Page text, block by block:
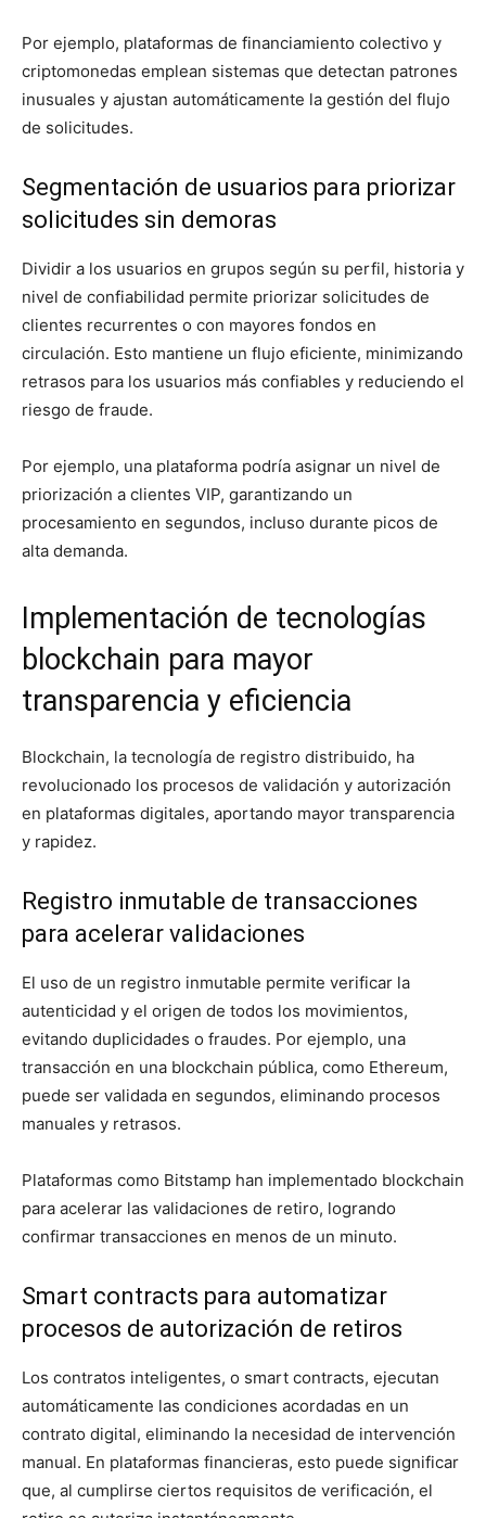
Por ejemplo, plataformas de financiamiento colectivo y
criptomonedas emplean sistemas que detectan patrones
inusuales y ajustan automáticamente la gestión del flujo
de solicitudes.
Segmentación de usuarios para priorizar
solicitudes sin demoras
Dividir a los usuarios en grupos según su perfil, historia y
nivel de confiabilidad permite priorizar solicitudes de
clientes recurrentes o con mayores fondos en
circulación. Esto mantiene un flujo eficiente, minimizando
retrasos para los usuarios más confiables y reduciendo el
riesgo de fraude.
Por ejemplo, una plataforma podría asignar un nivel de
priorización a clientes VIP, garantizando un
procesamiento en segundos, incluso durante picos de
alta demanda.
Implementación de tecnologías
blockchain para mayor
transparencia y eficiencia
Blockchain, la tecnología de registro distribuido, ha
revolucionado los procesos de validación y autorización
en plataformas digitales, aportando mayor transparencia
y rapidez.
Registro inmutable de transacciones
para acelerar validaciones
El uso de un registro inmutable permite verificar la
autenticidad y el origen de todos los movimientos,
evitando duplicidades o fraudes. Por ejemplo, una
transacción en una blockchain pública, como Ethereum,
puede ser validada en segundos, eliminando procesos
manuales y retrasos.
Plataformas como Bitstamp han implementado blockchain
para acelerar las validaciones de retiro, logrando
confirmar transacciones en menos de un minuto.
Smart contracts para automatizar
procesos de autorización de retiros
Los contratos inteligentes, o smart contracts, ejecutan
automáticamente las condiciones acordadas en un
contrato digital, eliminando la necesidad de intervención
manual. En plataformas financieras, esto puede significar
que, al cumplirse ciertos requisitos de verificación, el